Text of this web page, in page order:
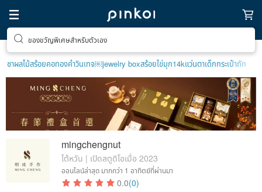
ของขวัญพิเศษสำหรับตัวเอง
ชาผลไม้สร้อยคอทองคำวินเทจ￼jewelry boxสร้อยไข่มุก14kแว่นตาเด็กกระเป๋าถัก
mingchengnut
ไต้หวัน | เปิดสตูดิโอเมื่อ 2023
ออนไลน์ล่าสุด มากกว่า 1 อาทิตย์ที่ผ่านมา
0.0(0)